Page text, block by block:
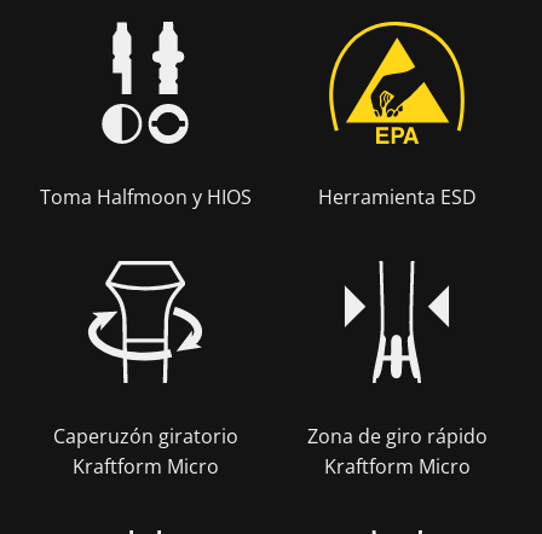
Toma Halfmoon y HIOS Herramienta ESD
Caperuzón giratorio
Kraftform Micro
Zona de giro rápido
Kraftform Micro